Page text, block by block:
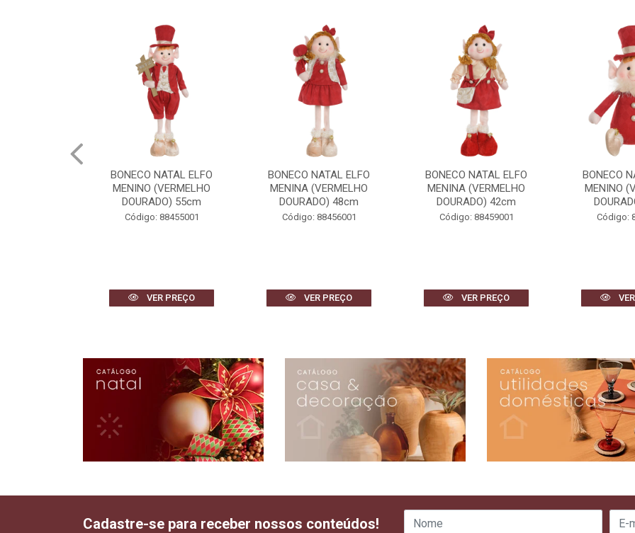
BONECO NATAL ELFO
MENINA (VERMELHO
DOURADO) 48cm
Código: 88456001
VER PREÇO
BONECO NATAL ELFO
MENINA (VERMELHO
DOURADO) 42cm
Código: 88459001
VER PREÇO
BONECO NATAL ELFO
MENINO (VERMELHO
DOURADO) 30cm
Código: 88476001
VER PREÇO
BONECO
MENINA
Código:
Cadastre-se para receber nossos conteúdos!